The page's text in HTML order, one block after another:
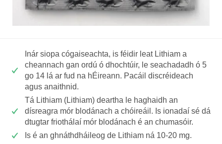
Inár siopa cógaiseachta, is féidir leat Lithiam a
cheannach gan ordú ó dhochtúir, le seachadadh ó 5
go 14 lá ar fud na hÉireann. Pacáil discréideach
agus anaithnid.
Tá Lithiam (Lithiam) deartha le haghaidh an
dísreagra mór blodánach a chóireáil. Is ionadaí sé dá
dtugtar friothálaí mór blodánach é an chumasóir.
Is é an ghnáthdháileog de Lithiam ná 10-20 mg.